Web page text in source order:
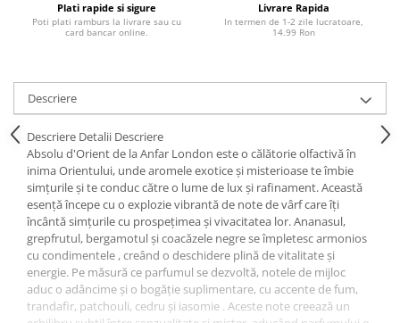
Plati rapide si sigure
Poti plati ramburs la livrare sau cu
card bancar online.
Livrare Rapida
In termen de 1-2 zile lucratoare,
14.99 Ron
Descriere
Descriere Detalii Descriere
Absolu d'Orient de la Anfar London este o călătorie olfactivă în
inima Orientului, unde aromele exotice și misterioase te îmbie
simțurile și te conduc către o lume de lux și rafinament. Această
esență începe cu o explozie vibrantă de note de vârf care îți
încântă simțurile cu prospețimea și vivacitatea lor. Ananasul,
grepfrutul, bergamotul și coacăzele negre se împletesc armonios
cu condimentele , creând o deschidere plină de vitalitate și
energie. Pe măsură ce parfumul se dezvoltă, notele de mijloc
aduc o adâncime și o bogăție suplimentare, cu accente de fum,
trandafir, patchouli, cedru și iasomie . Aceste note creează un